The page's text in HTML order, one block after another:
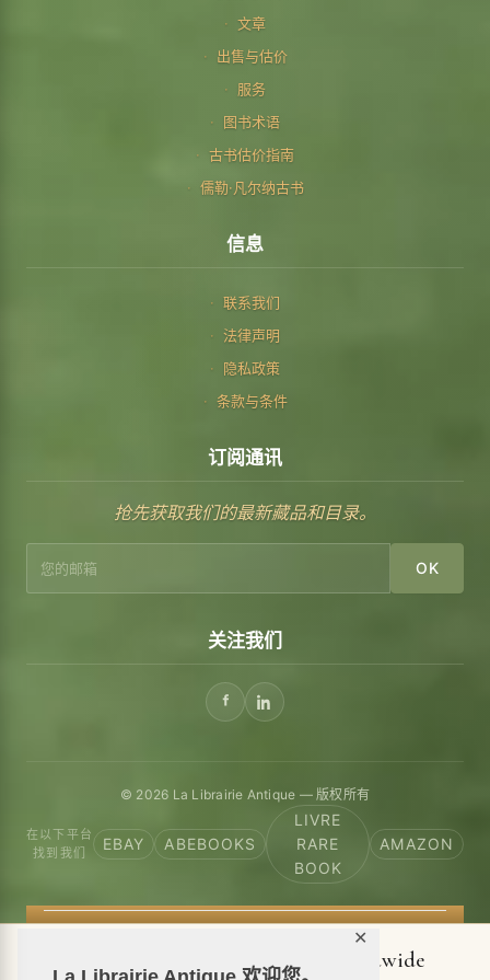
✕
文章
出售与估价
服务
图书术语
古书估价指南
儒勒·凡尔纳古书
信息
联系我们
法律声明
隐私政策
条款与条件
订阅通讯
抢先获取我们的最新藏品和目录。
OK
关注我们
© 2026 La Librairie Antique — 版权所有
在以下平台
找到我们
EBAY ABEBOOKS
LIVRE
RARE
BOOK
AMAZON
📦 We ship antiquarian books worldwide